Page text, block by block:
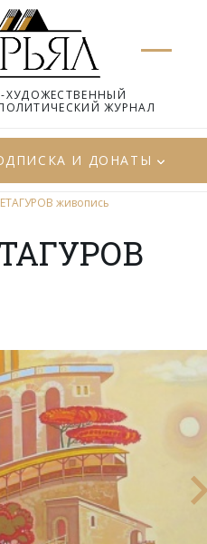
ХУДОЖЕСТВЕННЫЙ
ЖУРНАЛ
И ДОНАТЫ
живопись